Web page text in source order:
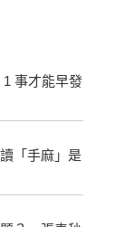
事才能早發
「手麻」是